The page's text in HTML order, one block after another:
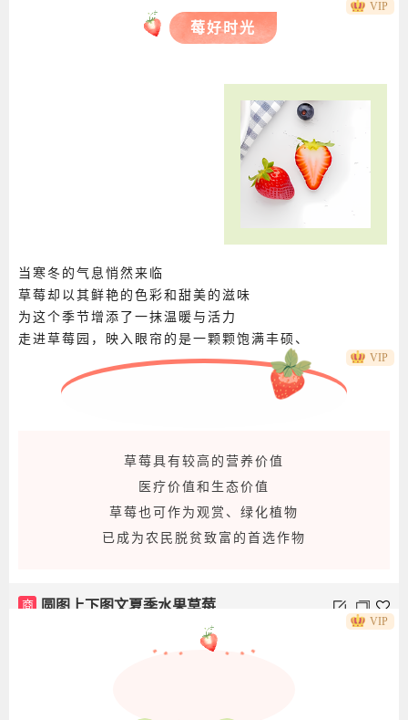
爱美杂交培育而成，并获得审定命名。其果实呈近
圆形，外观整齐，表面红色且光泽感强，着色均
莓好时光
当寒冬的气息悄然来临
草莓却以其鲜艳的色彩和甜美的滋味
它们掩映在绿叶白花间，果香浓郁，十分诱人
草莓上下图文双图
VIP
VIP
VIP